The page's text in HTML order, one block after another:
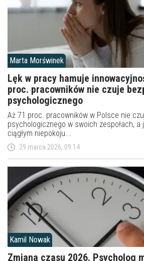
Marta Morświnek
Lęk w pracy hamuje
proc. pracowników nie czuje
psychologicznego
Aż 71 proc. pracowników w Polsce nie
psychologicznego w swoich zespołach,
ciągłym niepokoju...
29 marca 2026, 09:14
Kamil Nowak
Zmiana czasu 2026. Psycholog